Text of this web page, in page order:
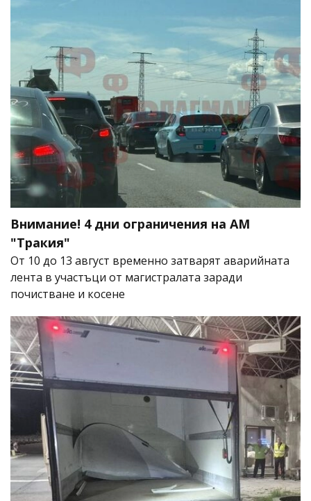
Внимание! 4 дни ограничения на АМ
"Тракия"
От 10 до 13 август временно затварят аварийната
лента в участъци от магистралата заради
почистване и косене